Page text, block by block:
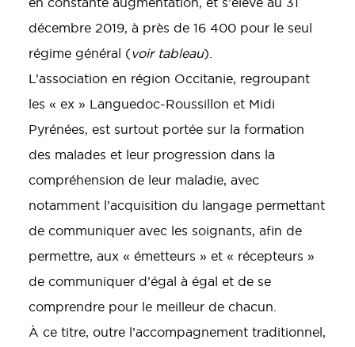
décembre 2019, à près de 16 400 pour le seul
régime général (voir tableau).
L’association en région Occitanie, regroupant
les « ex » Languedoc-Roussillon et Midi
Pyrénées, est surtout portée sur la formation
des malades et leur progression dans la
compréhension de leur maladie, avec
notamment l’acquisition du langage permettant
de communiquer avec les soignants, afin de
permettre, aux « émetteurs » et « récepteurs »
de communiquer d’égal à égal et de se
comprendre pour le meilleur de chacun.
À ce titre, outre l’accompagnement traditionnel,